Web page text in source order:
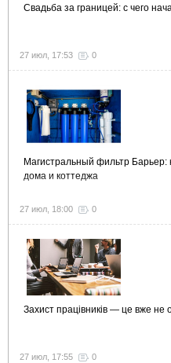
Свадьба за границей: с чего
27 июл, 17:53 0
Магистральный фильтр
дома и коттеджа
27 июл, 18:00 0
Захист працівників — це вже не
27 июл, 17:55 0